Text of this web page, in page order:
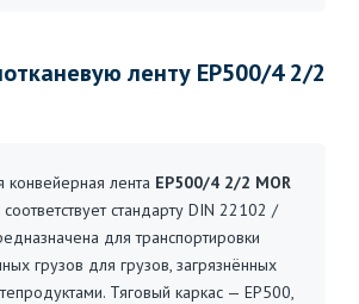
ленту EP500/4 2/2
конвейерная лента EP500/4 2/2 MOR
стандарту DIN 22102 /
для транспортировки
грузов для грузов, загрязнённых
Тяговый каркас — EP500,